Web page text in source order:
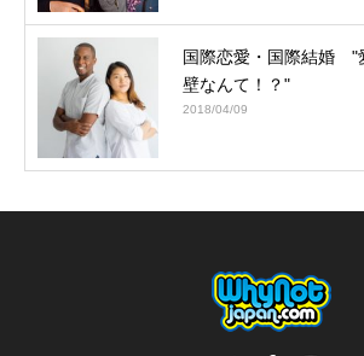
国際恋愛・国際結婚 "
壁なんて！？"
2018/04/09